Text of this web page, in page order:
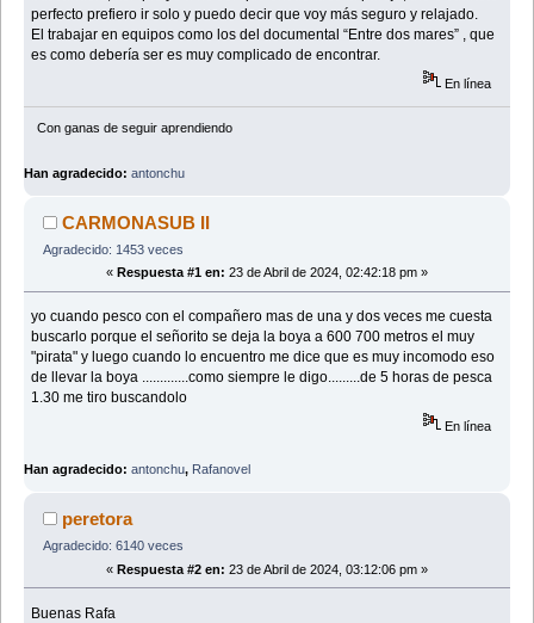
perfecto prefiero ir solo y puedo decir que voy más seguro y relajado.
El trabajar en equipos como los del documental “Entre dos mares” , que
es como debería ser es muy complicado de encontrar.
En línea
Con ganas de seguir aprendiendo
Han agradecido: antonchu
CARMONASUB II
Agradecido: 1453 veces
« Respuesta #1 en: 23 de Abril de 2024, 02:42:18 pm »
yo cuando pesco con el compañero mas de una y dos veces me cuesta
buscarlo porque el señorito se deja la boya a 600 700 metros el muy
"pirata" y luego cuando lo encuentro me dice que es muy incomodo eso
de llevar la boya .............como siempre le digo.........de 5 horas de pesca
1.30 me tiro buscandolo
En línea
Han agradecido: antonchu, Rafanovel
peretora
Agradecido: 6140 veces
« Respuesta #2 en: 23 de Abril de 2024, 03:12:06 pm »
Buenas Rafa